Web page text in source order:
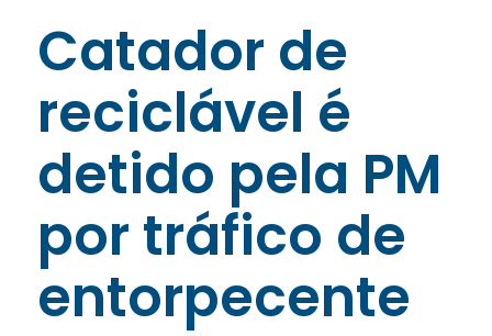
Catador de
reciclável é
detido pela PM
por tráfico de
entorpecente